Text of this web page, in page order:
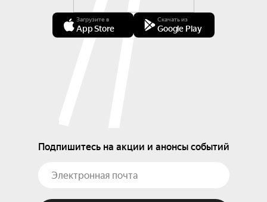
Загрузите в
App Store
Скачать из
Google Play
Подпишитесь на акции и анонсы событий